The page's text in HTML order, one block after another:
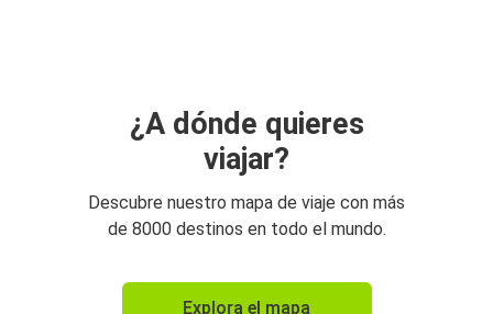
¿A dónde quieres
viajar?
Descubre nuestro mapa de viaje con más
de 8000 destinos en todo el mundo.
Explora el mapa